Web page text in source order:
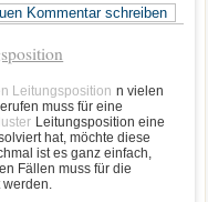
Kommentar schreiben
Leitungsposition n vielen
muss für eine
Leitungsposition eine
hat, möchte diese
ist es ganz einfach,
Fällen muss für die
werden.